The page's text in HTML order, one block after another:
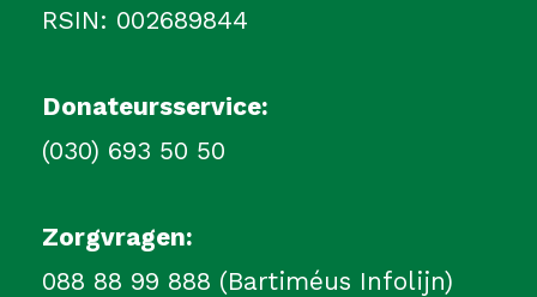
RSIN: 002689844
Donateursservice:
(030) 693 50 50
Zorgvragen:
088 88 99 888 (Bartiméus Infolijn)